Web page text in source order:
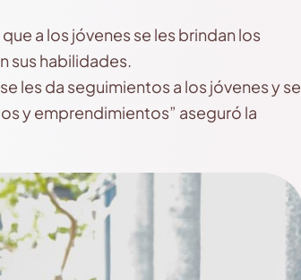
a los jóvenes se les brindan los
sus habilidades.
les da seguimientos a los jóvenes y se
y emprendimientos” aseguró la